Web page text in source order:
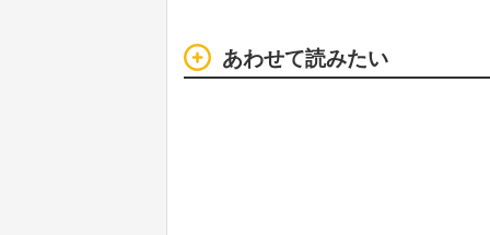
あわせて読みたい